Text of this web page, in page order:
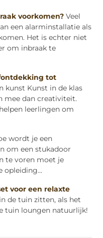
voorkomen? Veel
een alarminstallatie als
Het is echter niet
om inbraak te
tot
kunst Kunst in de klas
mee dan creativiteit.
leerlingen om
wordt je een
om een stukadoor
te voren moet je
opleiding...
voor een relaxte
de tuin zitten, als het
tuin loungen natuurlijk!